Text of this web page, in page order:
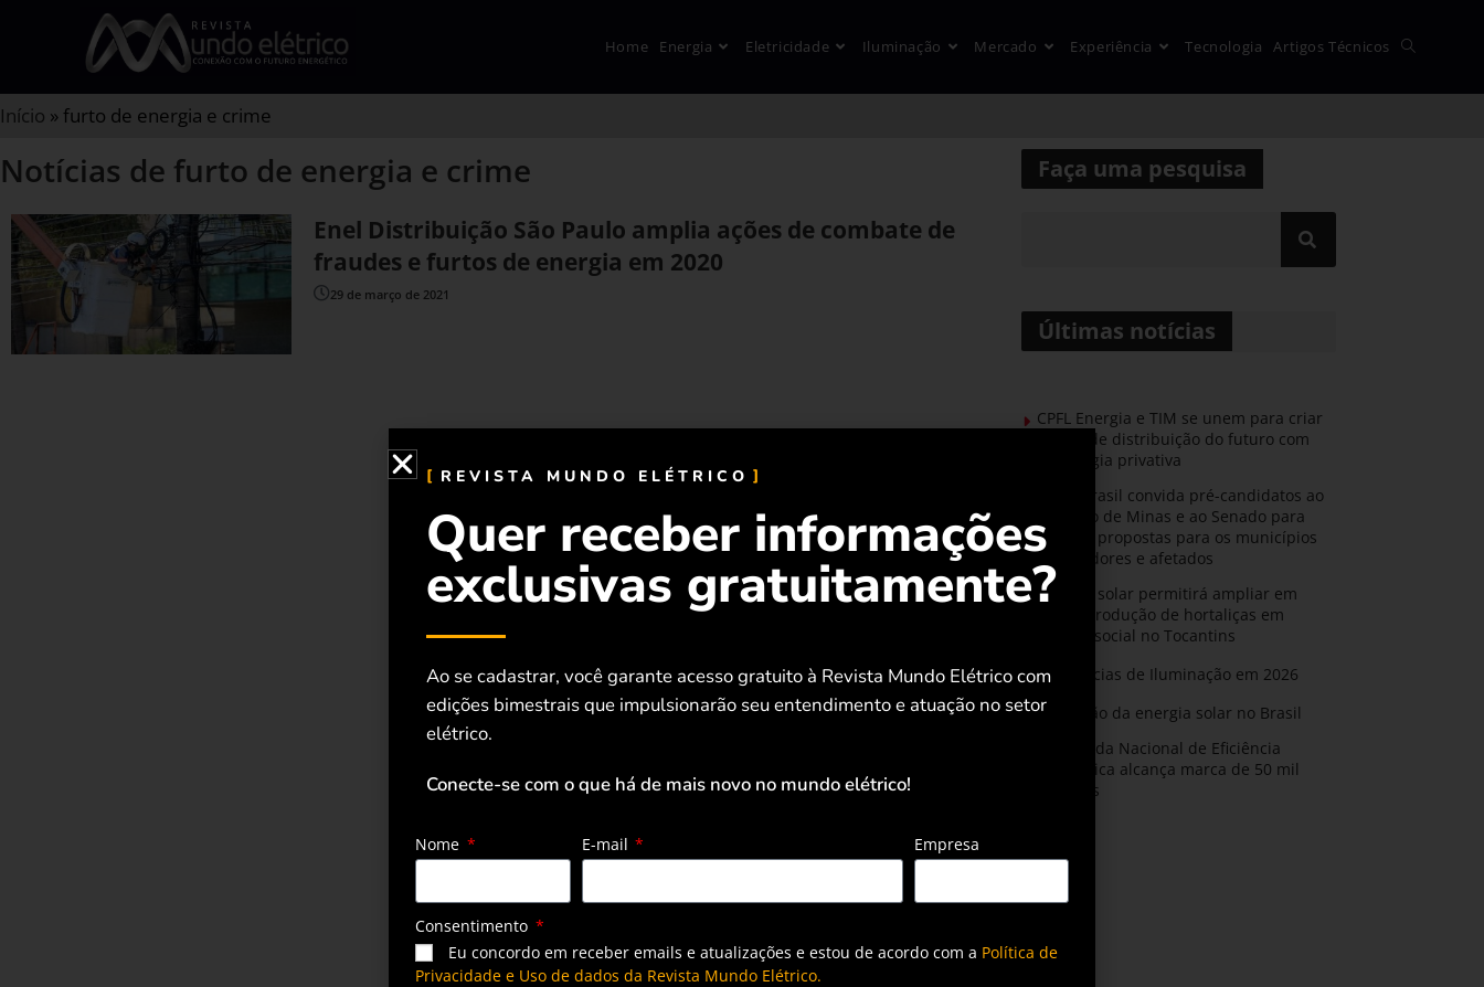
Home Energia Eletricidade Iluminação Mercado Experiência Tecnologia Artigos Técnicos
Início » furto de energia e crime
Notícias de furto de energia e crime
Enel Distribuição São Paulo amplia ações de combate de
fraudes e furtos de energia em 2020
29 de março de 2021
Faça uma pesquisa
Últimas notícias
CPFL Energia e TIM se unem para criar
a rede de distribuição do futuro com
tecnologia privativa
AMIG Brasil convida pré-candidatos ao
Governo de Minas e ao Senado para
discutir propostas para os municípios
mineradores e afetados
Energia solar permitirá ampliar em
25% a produção de hortaliças em
projeto social no Tocantins
Tendências de Iluminação em 2026
Expansão da energia solar no Brasil
Olimpíada Nacional de Eficiência
Energética alcança marca de 50 mil
inscritos
REVISTA MUNDO ELÉTRICO
Quer receber informações
exclusivas gratuitamente?
Ao se cadastrar, você garante acesso gratuito à Revista Mundo Elétrico com
edições bimestrais que impulsionarão seu entendimento e atuação no setor
elétrico.
Conecte-se com o que há de mais novo no mundo elétrico!
Nome E-mail Empresa
Consentimento
Eu concordo em receber emails e atualizações e estou de acordo com a Política de
Privacidade e Uso de dados da Revista Mundo Elétrico.